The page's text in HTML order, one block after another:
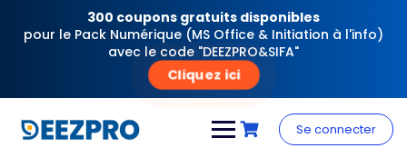
300 coupons gratuits disponibles
pour le Pack Numérique (MS Office & Initiation à l'info)
avec le code "DEEZPRO&SIFA"
Cliquez ici
content
Se connecter